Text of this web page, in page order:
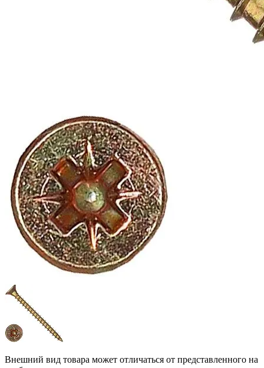
Внешний вид товара может отличаться от представленного на